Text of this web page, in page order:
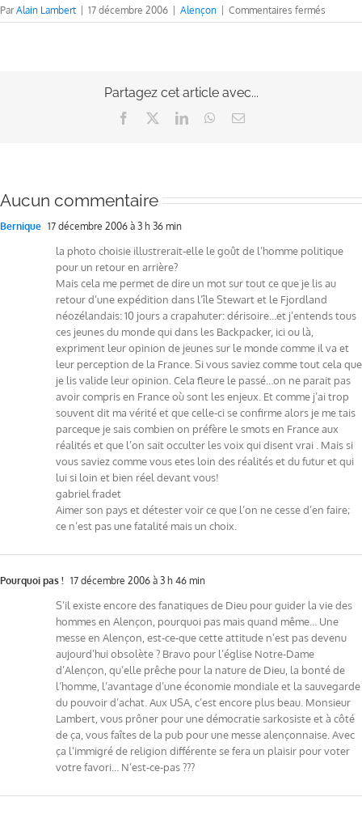
ParAlain Lambert 17 décembre 2006 Alençon Commentaires fermés
La
Partagez cet article avec...
Facebook LinkedInWhatsApp
Email
Aucun commentaire
Bernique 17 décembre 2006 à 3 h 36 min
la photo choisie illustrerait-elle le goût de l’homme politique
pour un retour en arrière?
Mais cela me permet de dire un mot sur tout ce que je lis au
retour d’une expédition dans l’île Stewart et le Fjordland
néozélandais: 10 jours a crapahuter: dérisoire…et j’entends tous
ces jeunes du monde qui dans les Backpacker, ici ou là,
expriment leur opinion de jeunes sur le monde comme il va et
leur perception de la France. Si vous saviez comme tout cela que
je lis valide leur opinion. Cela fleure le passé…on ne parait pas
avoir compris en France où sont les enjeux. Et comme j’ai trop
souvent dit ma vérité et que celle-ci se confirme alors je me tais
parceque je sais combien on préfère le smots en France aux
réalités et que l’on sait occulter les voix qui disent vrai . Mais si
vous saviez comme vous etes loin des réalités et du futur et qui
lui si loin et bien réel devant vous!
gabriel fradet
Aimer son pays et détester voir ce que l’on ne cesse d’en faire;
ce n’est pas une fatalité mais un choix.
Pourquoi pas ! 17 décembre 2006 à 3 h 46 min
S’il existe encore des fanatiques de Dieu pour guider la vie des
hommes en Alençon, pourquoi pas mais quand même… Une
messe en Alençon, est-ce-que cette attitude n’est pas devenu
aujourd’hui obsolète ? Bravo pour l’église Notre-Dame
d’Alençon, qu’elle prêche pour la nature de Dieu, la bonté de
l’homme, l’avantage d’une économie mondiale et la sauvegarde
du pouvoir d’achat. Aux USA, c’est encore plus beau. Monsieur
Lambert, vous prôner pour une démocratie sarkosiste et à côté
de ça, vous faîtes de la pub pour une messe alençonnaise. Avec
ça l’immigré de religion différente se fera un plaisir pour voter
votre favori… N’est-ce-pas ???